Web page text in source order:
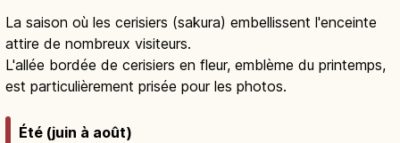
La saison où les cerisiers (sakura) embellissent l'enceinte
attire de nombreux visiteurs.
L'allée bordée de cerisiers en fleur, emblème du printemps,
est particulièrement prisée pour les photos.
Été (juin à août)